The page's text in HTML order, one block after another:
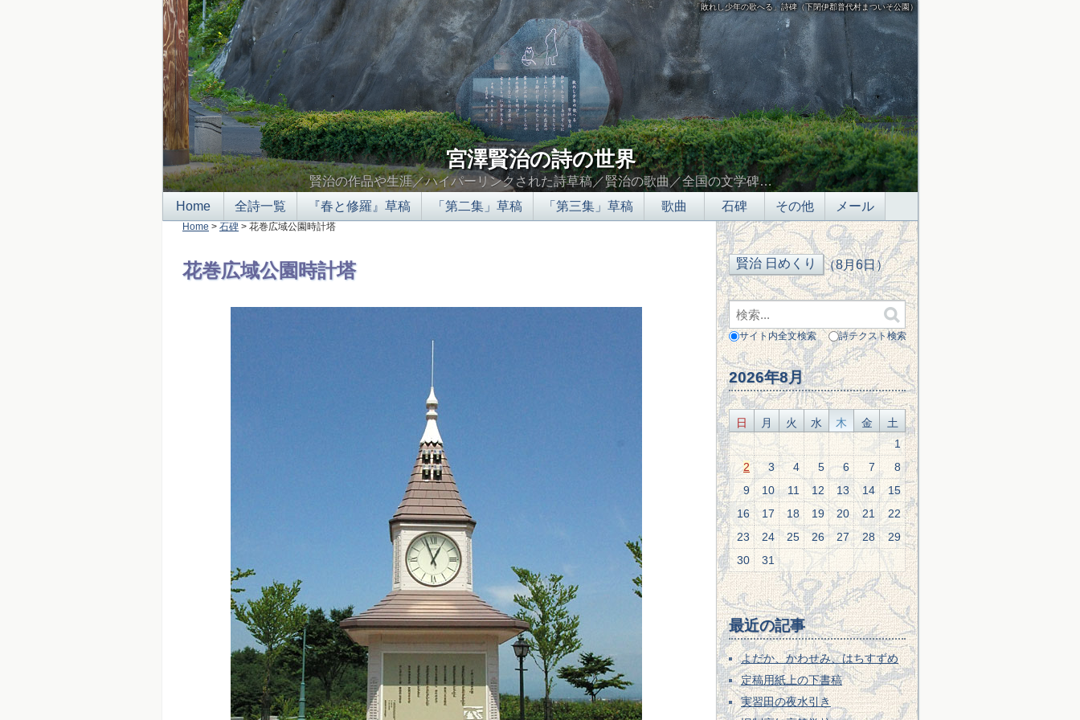
「敗れし少年の歌へる」詩碑（下閉伊郡普代村まついそ公園）
宮澤賢治の詩の世界
賢治の作品や生涯／ハイパーリンクされた詩草稿／賢治の歌曲／全国の文学碑…
Home
全詩一覧 『春と修羅』草稿 「第二集」草稿 「第三集」草稿 歌曲 石碑 その他 メール
Home > 石碑 > 花巻広域公園時計塔
花巻広域公園時計塔 （8月6日）
サイト内全文検索 詩テクスト検索
2026年8月
日 月 火 水 木 金
土
1
2
3 4 5 6 7
8
9
10 11 12 13 14
15
16
17 18 19 20 21
22
23
24 25 26 27 28
29
30
31
最近の記事
よだか、かわせみ、はちすずめ
定稿用紙上の下書稿
実習田の夜水引き